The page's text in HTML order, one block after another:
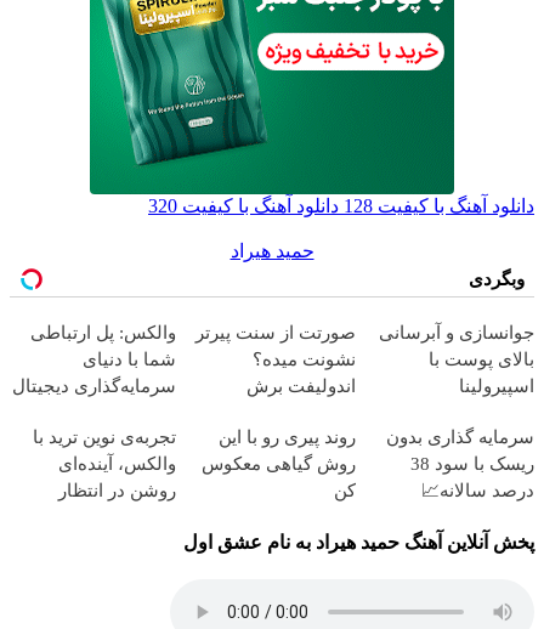
دانلود آهنگ با کیفیت 128 دانلود آهنگ با کیفیت 320
حمید هیراد
وبگردی
جوانسازی و آبرسانی
بالای پوست با
اسپیرولینا
صورتت از سنت پیرتر
نشونت میده؟
اندولیفت برش
والکس: پل ارتباطی
شما با دنیای
سرمایه‌گذاری دیجیتال
سرمایه گذاری بدون
ریسک با سود 38
درصد سالانه📈
روند پیری رو با این
روش گیاهی معکوس
کن
تجربه‌ی نوین ترید با
والکس، آینده‌ای
روشن در انتظار
پخش آنلاین آهنگ حمید هیراد به نام عشق اول